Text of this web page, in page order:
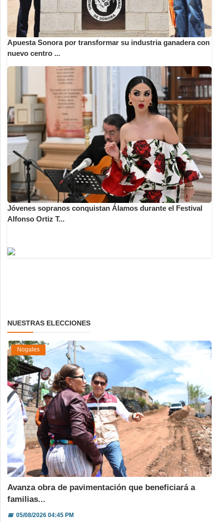
Apuesta Sonora por transformar su industria ganadera con
nuevo centro ...
Jóvenes sopranos conquistan Álamos durante el Festival
Alfonso Ortiz T...
NUESTRAS ELECCIONES
Nogales
Avanza obra de pavimentación que beneficiará a
familias...
📅05/08/2026 04:45 PM